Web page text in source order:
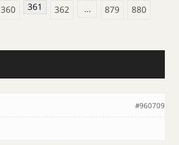
360 361 362 … 879
880
#960709